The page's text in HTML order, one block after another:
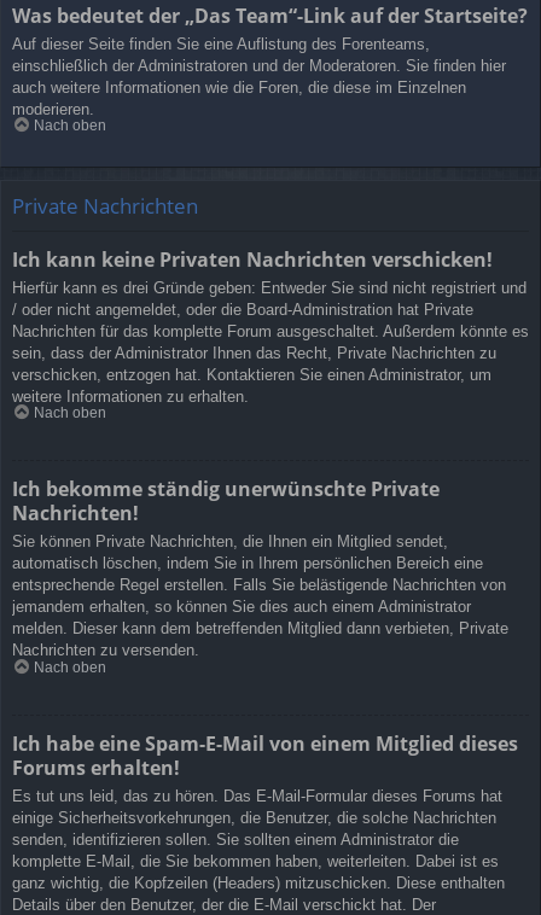
Was bedeutet der „Das Team“-Link auf der Startseite?
Auf dieser Seite finden Sie eine Auflistung des Forenteams,
einschließlich der Administratoren und der Moderatoren. Sie finden hier
auch weitere Informationen wie die Foren, die diese im Einzelnen
moderieren.
Nach oben
Private Nachrichten
Ich kann keine Privaten Nachrichten verschicken!
Hierfür kann es drei Gründe geben: Entweder Sie sind nicht registriert und
/ oder nicht angemeldet, oder die Board-Administration hat Private
Nachrichten für das komplette Forum ausgeschaltet. Außerdem könnte es
sein, dass der Administrator Ihnen das Recht, Private Nachrichten zu
verschicken, entzogen hat. Kontaktieren Sie einen Administrator, um
weitere Informationen zu erhalten.
Nach oben
Ich bekomme ständig unerwünschte Private
Nachrichten!
Sie können Private Nachrichten, die Ihnen ein Mitglied sendet,
automatisch löschen, indem Sie in Ihrem persönlichen Bereich eine
entsprechende Regel erstellen. Falls Sie belästigende Nachrichten von
jemandem erhalten, so können Sie dies auch einem Administrator
melden. Dieser kann dem betreffenden Mitglied dann verbieten, Private
Nachrichten zu versenden.
Nach oben
Ich habe eine Spam-E-Mail von einem Mitglied dieses
Forums erhalten!
Es tut uns leid, das zu hören. Das E-Mail-Formular dieses Forums hat
einige Sicherheitsvorkehrungen, die Benutzer, die solche Nachrichten
senden, identifizieren sollen. Sie sollten einem Administrator die
komplette E-Mail, die Sie bekommen haben, weiterleiten. Dabei ist es
ganz wichtig, die Kopfzeilen (Headers) mitzuschicken. Diese enthalten
Details über den Benutzer, der die E-Mail verschickt hat. Der